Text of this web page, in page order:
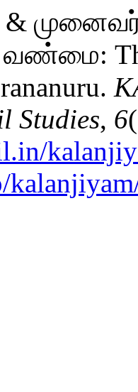
முனைவர்
வண்மை:
Studies, 6